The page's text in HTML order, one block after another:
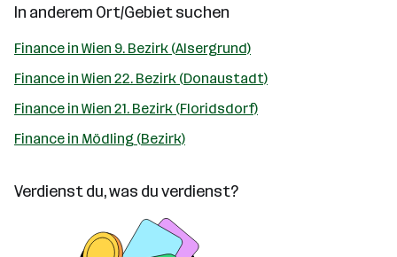
In anderem Ort/Gebiet suchen
Finance in Wien 9. Bezirk (Alsergrund)
Finance in Wien 22. Bezirk (Donaustadt)
Finance in Wien 21. Bezirk (Floridsdorf)
Finance in Mödling (Bezirk)
Verdienst du, was du verdienst?